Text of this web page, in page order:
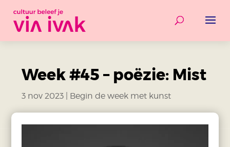
Week #45 – poëzie: Mist
3 nov 2023 Begin de week met kunst